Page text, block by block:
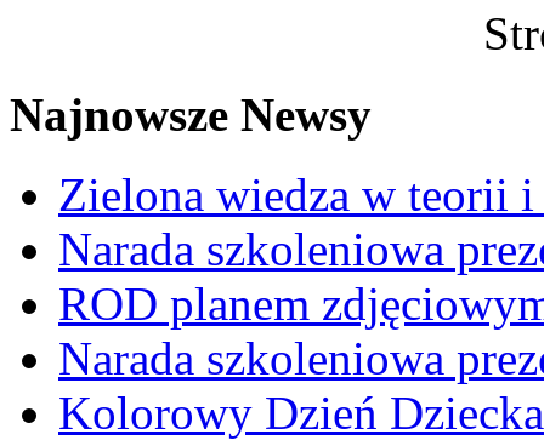
Najnowsze Newsy
Zielona wiedza w teorii
Narada szkoleniowa
ROD planem
Narada szkoleniowa
Kolorowy Dzień